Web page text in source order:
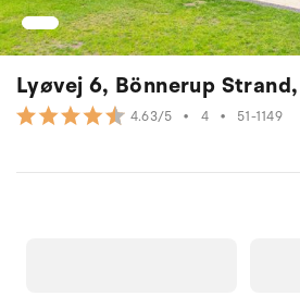
Lyøvej 6, Bönnerup
4.63/5 • 4 • 51-1149